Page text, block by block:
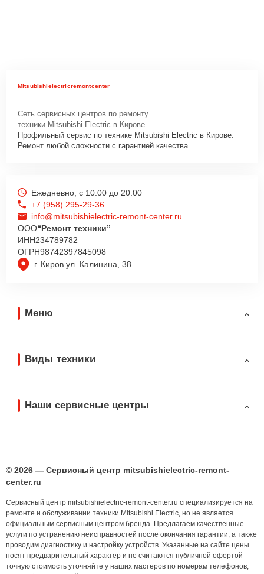
Mitsubishielectricremontcenter
Сеть сервисных центров по ремонту
техники Mitsubishi Electric в Кирове.
Профильный сервис по технике Mitsubishi Electric в Кирове.
Ремонт любой сложности с гарантией качества.
г. Киров ул. Калинина, 38
Ежедневно, с 10:00 до 20:00
+7 (958) 295-29-36
info@mitsubishielectric-remont-center.ru
ООО“Ремонт техники”
ИНН234789782
ОГРН98742397845098
Меню
Виды техники
Наши сервисные центры
© 2026 — Сервисный центр mitsubishielectric-remont-
center.ru
Сервисный центр mitsubishielectric-remont-center.ru специализируется на
ремонте и обслуживании техники Mitsubishi Electric, но не является
официальным сервисным центром бренда. Предлагаем качественные
услуги по устранению неисправностей после окончания гарантии, а также
проводим диагностику и настройку устройств. Указанные на сайте цены
носят предварительный характер и не считаются публичной офертой —
точную стоимость уточняйте у наших мастеров по номерам телефонов,